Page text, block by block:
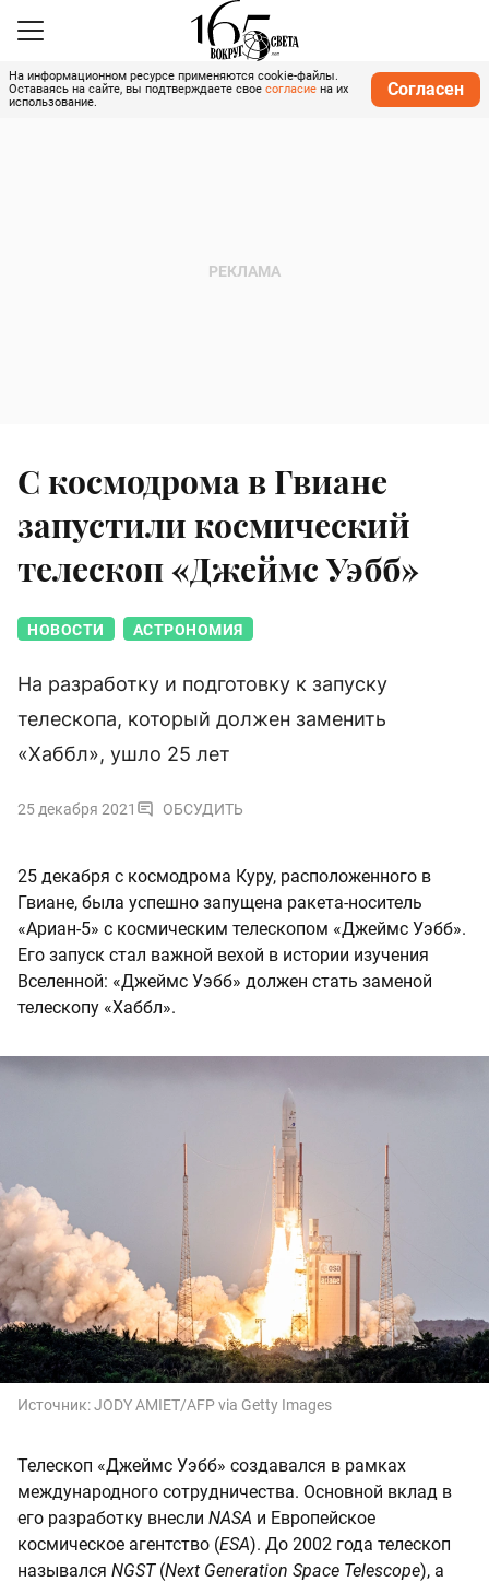
На информационном ресурсе применяются cookie-файлы.
Оставаясь на сайте, вы подтверждаете свое согласие на их
использование.
Согласен
С космодрома в Гвиане
запустили космический
телескоп «Джеймс Уэбб»
НОВОСТИ АСТРОНОМИЯ
На разработку и подготовку к запуску
телескопа, который должен заменить
«Хаббл», ушло 25 лет
25 декабря 2021 ОБСУДИТЬ
25 декабря с космодрома Куру, расположенного в
Гвиане, была успешно запущена ракета-носитель
«Ариан-5» с космическим телескопом «Джеймс Уэбб».
Его запуск стал важной вехой в истории изучения
Вселенной: «Джеймс Уэбб» должен стать заменой
телескопу «Хаббл».
Источник:JODY AMIET/AFP via Getty Images
Телескоп «Джеймс Уэбб» создавался в рамках
международного сотрудничества. Основной вклад в
его разработку внесли NASA и Европейское
космическое агентство (ESA). До 2002 года телескоп
назывался NGST(Next Generation Space Telescope), а